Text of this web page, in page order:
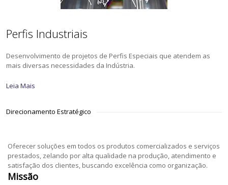
Perfis Industriais
Desenvolvimento de projetos de Perfis Especiais que atendem as
mais diversas necessidades da Indústria.
Leia Mais
Direcionamento Estratégico
Oferecer soluções em todos os produtos comercializados e serviços
prestados, zelando por alta qualidade na produção, atendimento e
satisfação dos clientes, buscando excelência como organização.
Missão